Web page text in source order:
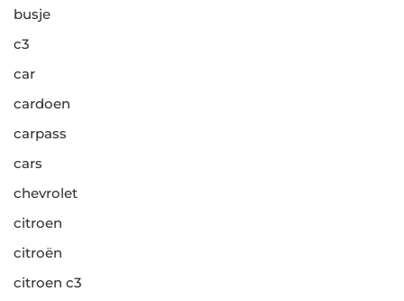
busje
c3
car
cardoen
carpass
cars
chevrolet
citroen
citroën
citroen c3